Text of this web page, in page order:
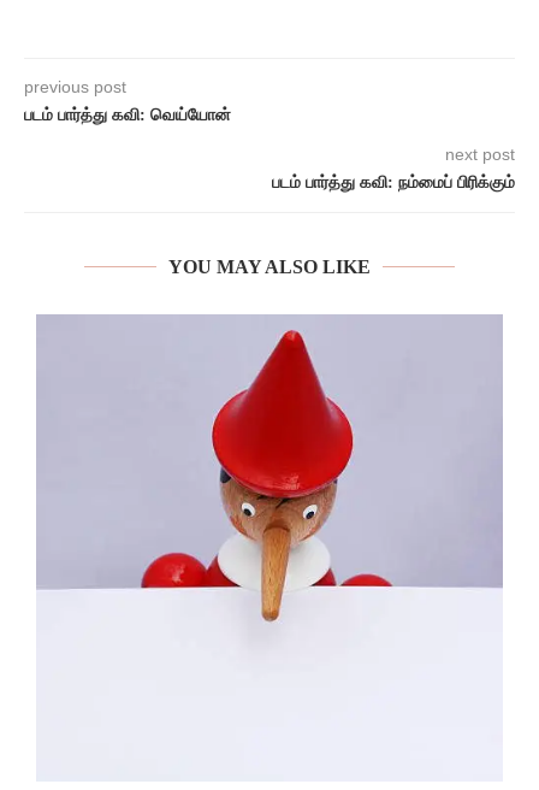
previous post
படம் பார்த்து கவி: வெய்யோன்
next post
படம் பார்த்து கவி: நம்மைப் பிரிக்கும்
YOU MAY ALSO LIKE